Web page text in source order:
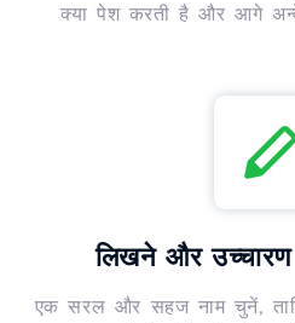
क्या पेश करती है और आगे
लिखने और
एक सरल और सहज नाम चुनें,